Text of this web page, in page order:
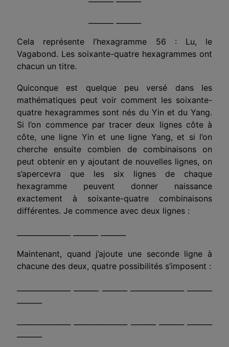
Cela représente l’hexagramme 56 : Lu, le
Vagabond. Les soixante-quatre hexagrammes ont
chacun un titre.
Quiconque est quelque peu versé dans les
mathématiques peut voir comment les soixante-
quatre hexagrammes sont nés du Yin et du Yang.
Si l’on commence par tracer deux lignes côte à
côte, une ligne Yin et une ligne Yang, et si l’on
cherche ensuite combien de combinaisons on
peut obtenir en y ajoutant de nouvelles lignes, on
s’apercevra que les six lignes de chaque
hexagramme peuvent donner naissance
exactement à soixante-quatre combinaisons
différentes. Je commence avec deux lignes :
Maintenant, quand j’ajoute une seconde ligne à
chacune des deux, quatre possibilités s’imposent :